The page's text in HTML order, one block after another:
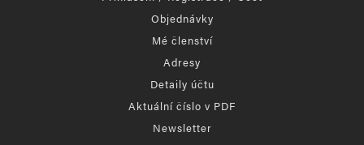
Objednávky
Mé členství
Adresy
Detaily účtu
Aktuální číslo v PDF
Newsletter